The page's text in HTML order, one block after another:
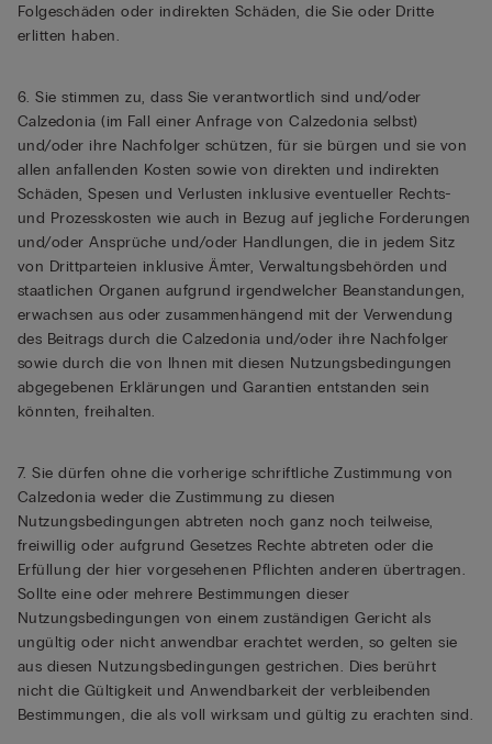
Folgeschäden oder indirekten Schäden, die Sie oder Dritte
erlitten haben.
6. Sie stimmen zu, dass Sie verantwortlich sind und/oder
Calzedonia (im Fall einer Anfrage von Calzedonia selbst)
und/oder ihre Nachfolger schützen, für sie bürgen und sie von
allen anfallenden Kosten sowie von direkten und indirekten
Schäden, Spesen und Verlusten inklusive eventueller Rechts-
und Prozesskosten wie auch in Bezug auf jegliche Forderungen
und/oder Ansprüche und/oder Handlungen, die in jedem Sitz
von Drittparteien inklusive Ämter, Verwaltungsbehörden und
staatlichen Organen aufgrund irgendwelcher Beanstandungen,
erwachsen aus oder zusammenhängend mit der Verwendung
des Beitrags durch die Calzedonia und/oder ihre Nachfolger
sowie durch die von Ihnen mit diesen Nutzungsbedingungen
abgegebenen Erklärungen und Garantien entstanden sein
könnten, freihalten.
7. Sie dürfen ohne die vorherige schriftliche Zustimmung von
Calzedonia weder die Zustimmung zu diesen
Nutzungsbedingungen abtreten noch ganz noch teilweise,
freiwillig oder aufgrund Gesetzes Rechte abtreten oder die
Erfüllung der hier vorgesehenen Pflichten anderen übertragen.
Sollte eine oder mehrere Bestimmungen dieser
Nutzungsbedingungen von einem zuständigen Gericht als
ungültig oder nicht anwendbar erachtet werden, so gelten sie
aus diesen Nutzungsbedingungen gestrichen. Dies berührt
nicht die Gültigkeit und Anwendbarkeit der verbleibenden
Bestimmungen, die als voll wirksam und gültig zu erachten sind.